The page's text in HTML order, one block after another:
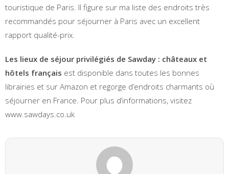
touristique de Paris. Il figure sur ma liste des endroits très
recommandés pour séjourner à Paris avec un excellent
rapport qualité-prix.
Les lieux de séjour privilégiés de Sawday : châteaux et
hôtels français est disponible dans toutes les bonnes
librairies et sur Amazon et regorge d’endroits charmants où
séjourner en France. Pour plus d’informations, visitez
www.sawdays.co.uk